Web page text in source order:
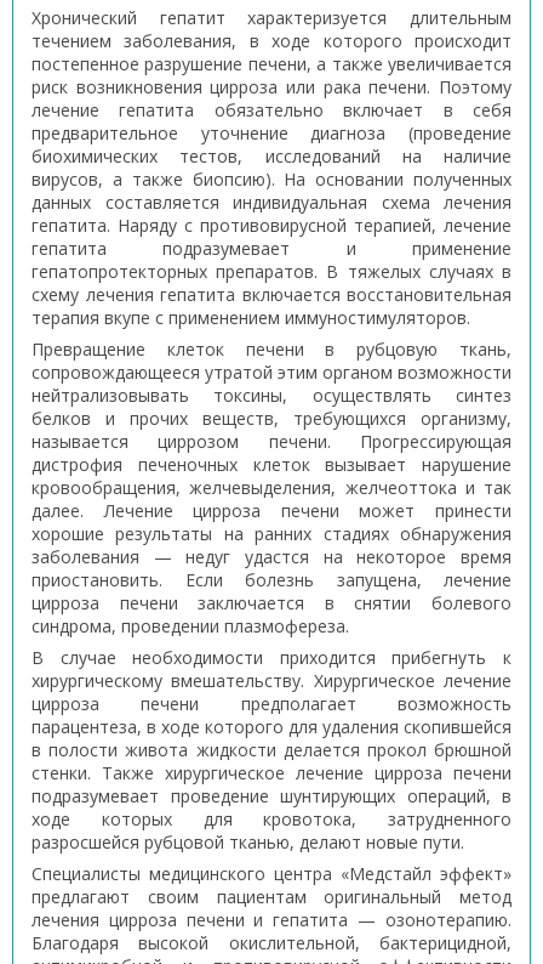
Хронический гепатит характеризуется длительным
течением заболевания, в ходе которого происходит
постепенное разрушение печени, а также увеличивается
риск возникновения цирроза или рака печени. Поэтому
лечение гепатита обязательно включает в себя
предварительное уточнение диагноза (проведение
биохимических тестов, исследований на наличие
вирусов, а также биопсию). На основании полученных
данных составляется индивидуальная схема лечения
гепатита. Наряду с противовирусной терапией, лечение
гепатита подразумевает и применение
гепатопротекторных препаратов. В тяжелых случаях в
схему лечения гепатита включается восстановительная
терапия вкупе с применением иммуностимуляторов.
Превращение клеток печени в рубцовую ткань,
сопровождающееся утратой этим органом возможности
нейтрализовывать токсины, осуществлять синтез
белков и прочих веществ, требующихся организму,
называется циррозом печени. Прогрессирующая
дистрофия печеночных клеток вызывает нарушение
кровообращения, желчевыделения, желчеоттока и так
далее. Лечение цирроза печени может принести
хорошие результаты на ранних стадиях обнаружения
заболевания — недуг удастся на некоторое время
приостановить. Если болезнь запущена, лечение
цирроза печени заключается в снятии болевого
синдрома, проведении плазмофереза.
В случае необходимости приходится прибегнуть к
хирургическому вмешательству. Хирургическое лечение
цирроза печени предполагает возможность
парацентеза, в ходе которого для удаления скопившейся
в полости живота жидкости делается прокол брюшной
стенки. Также хирургическое лечение цирроза печени
подразумевает проведение шунтирующих операций, в
ходе которых для кровотока, затрудненного
разросшейся рубцовой тканью, делают новые пути.
Специалисты медицинского центра «Медстайл эффект»
предлагают своим пациентам оригинальный метод
лечения цирроза печени и гепатита — озонотерапию.
Благодаря высокой окислительной, бактерицидной,